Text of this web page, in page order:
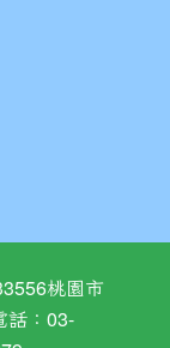
桃園市
話：03-